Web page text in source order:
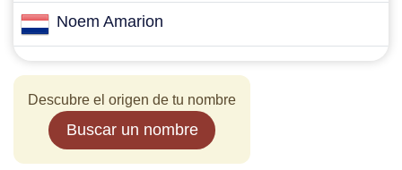
Noem Amarion
Descubre el origen de tu nombre
Buscar un nombre